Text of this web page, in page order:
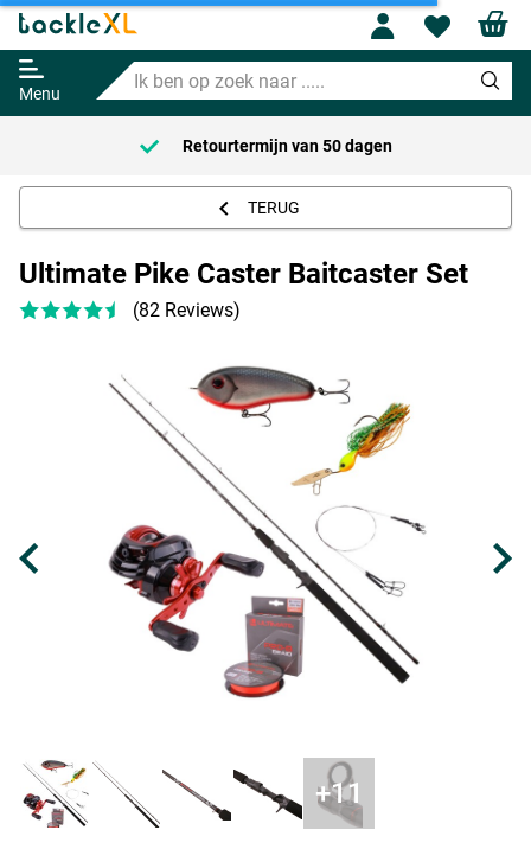
Menu
Ik
ben
op
zoek
naar
Profile
Ultimate Pike Caster Baitcaster
Set
Adviesprijs
184.74
91.95
50 dagen
TERUG
Ultimate Pike Caster Baitcaster Set
(82 Reviews)